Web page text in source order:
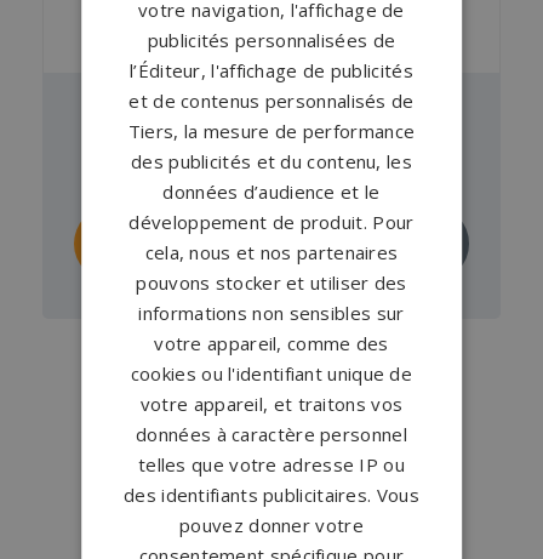
Pierre tombale GPG 505
À partir de4 893 € en Noir Fin
Personnaliser
ce monument
Demander un
devis
votre navigation, l'affichage de
publicités personnalisées de
l’Éditeur, l'affichage de publicités
et de contenus personnalisés de
Tiers, la mesure de performance
des publicités et du contenu, les
données d’audience et le
développement de produit. Pour
cela, nous et nos partenaires
pouvons stocker et utiliser des
informations non sensibles sur
votre appareil, comme des
cookies ou l'identifiant unique de
votre appareil, et traitons vos
données à caractère personnel
telles que votre adresse IP ou
des identifiants publicitaires. Vous
pouvez donner votre